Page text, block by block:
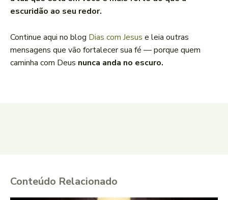
escuridão ao seu redor.
Continue aqui no blog Dias com Jesus e leia outras
mensagens que vão fortalecer sua fé — porque quem
caminha com Deus nunca anda no escuro.
Conteúdo Relacionado